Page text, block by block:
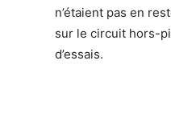
n’étaient pas en
sur le circuit hors-
d’essais.